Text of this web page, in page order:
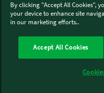
Qui sommes-nous
By clicking "Accept All Cookies",
your device to enhance site
in our marketing efforts..
Accept All Cookies